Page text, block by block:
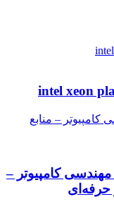
– منابع
کامپیوتر –
حرفه‌ای